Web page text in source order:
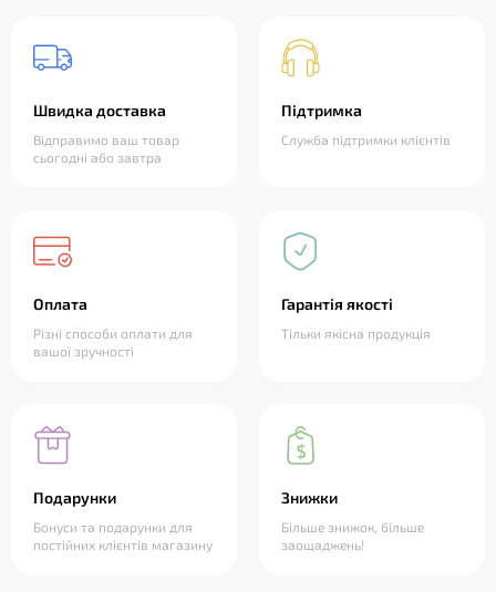
Швидка доставка
Відправимо ваш товар
сьогодні або завтра
Підтримка
Служба підтримки клієнтів
Оплата
Різні способи оплати для
вашої зручності
Гарантія якості
Тільки якісна продукція
Подарунки
Бонуси та подарунки для
постійних клієнтів магазину
Знижки
Більше знижок, більше
заощаджень!